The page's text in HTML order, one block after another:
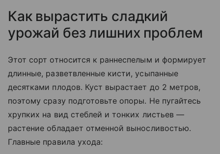
Как вырастить сладкий
урожай без лишних проблем
Этот сорт относится к раннеспелым и формирует
длинные, разветвленные кисти, усыпанные
десятками плодов. Куст вырастает до 2 метров,
поэтому сразу подготовьте опоры. Не пугайтесь
хрупких на вид стеблей и тонких листьев —
растение обладает отменной выносливостью.
Главные правила ухода: